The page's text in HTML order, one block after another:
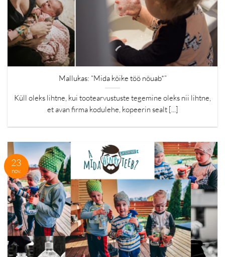
Mallukas: “Mida kõike töö nõuab*”
Küll oleks lihtne, kui tootearvustuste tegemine oleks nii lihtne,
et avan firma kodulehe, kopeerin sealt [...]
23
nov.